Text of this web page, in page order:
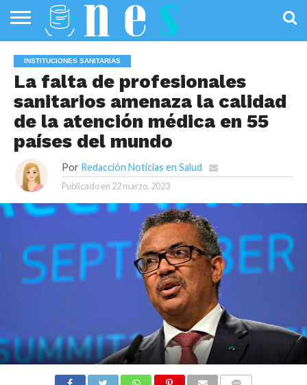
PÚBLICA
SANIDAD
INVESTIGACIÓN
ENTREVISTAS
PROFESIONALES
DE LA SALUD
INFOGRAFÍAS
DE SALUD
OPINIÓN
INSTITUCIONES SANITARIAS
La falta de profesionales
sanitarios amenaza la calidad
de la atención médica en 55
países del mundo
Por Redacción Noticias en Salud
Publicado en 22 marzo, 2023